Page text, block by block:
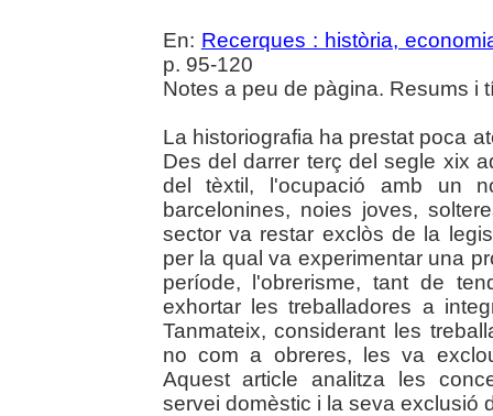
En: Recerques : història,
p. 95-120
Notes a peu de pàgina. Resums i
La historiografia ha prestat poca
Des del darrer terç del segle xix
del tèxtil, l'ocupació amb un
barcelonines, noies joves,
sector va restar exclòs de la
per la qual va experimentar una
període, l'obrerisme, tant de
exhortar les treballadores a
Tanmateix, considerant les
no com a obreres, les va
Aquest article analitza les
servei domèstic i la seva exclusió